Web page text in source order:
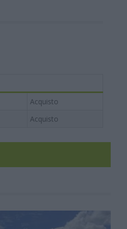
Acquisto
Acquisto